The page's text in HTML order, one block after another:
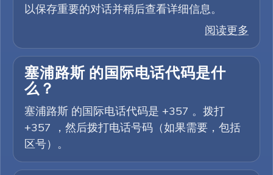
以保存重要的对话并稍后查看详细信息。
阅读更多
塞浦路斯 的国际电话代码是什
么？
塞浦路斯 的国际电话代码是 +357 。拨打
+357 ，然后拨打电话号码（如果需要，包括
区号）。